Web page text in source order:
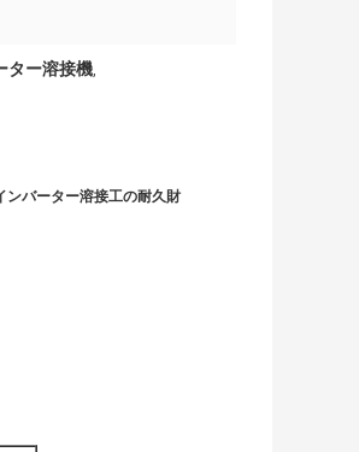
ター溶接機,
バーター溶接工の耐久財